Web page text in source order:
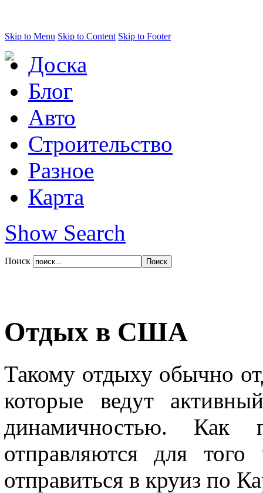
Skip to Menu Skip to Content Skip to Footer
Доска
Блог
Авто
Строительство
Разное
Карта
Show Search
Поиск
Отдых в США
Такому отдыху обычно
которые ведут
динамичностью.
отправляются для
отправиться в круиз по